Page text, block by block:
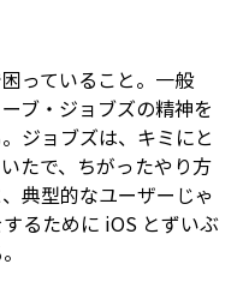
困っていること。一般
ブ・ジョブズの精神を
ジョブズは、キミにと
――で、ちがったやり方
典型的なユーザーじゃ
るために iOS とずいぶ